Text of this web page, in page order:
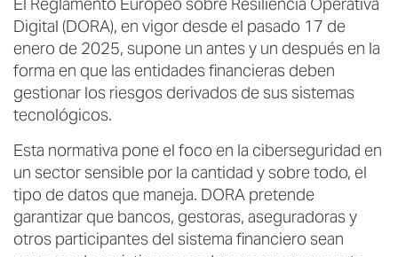
El Reglamento Europeo sobre Resiliencia Operativa
Digital (DORA), en vigor desde el pasado 17 de
enero de 2025, supone un antes y un después en la
forma en que las entidades financieras deben
gestionar los riesgos derivados de sus sistemas
tecnológicos.
Esta normativa pone el foco en la ciberseguridad en
un sector sensible por la cantidad y sobre todo, el
tipo de datos que maneja. DORA pretende
garantizar que bancos, gestoras, aseguradoras y
otros participantes del sistema financiero sean